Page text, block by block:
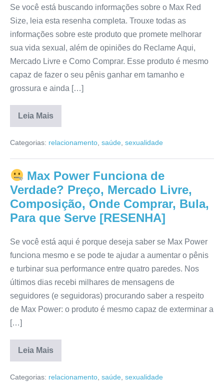
Livre,
[RESENHA]
Se você está buscando informações sobre o Max Red
Size, leia esta resenha completa. Trouxe todas as
informações sobre este produto que promete melhorar
sua vida sexual, além de opiniões do Reclame Aqui,
Mercado Livre e Como Comprar. Esse produto é mesmo
capaz de fazer o seu pênis ganhar em tamanho e
grossura e ainda […]
Leia Mais
Max
Size
Efeitos
Composição,
Onde
Comprar,
Reclame
Aqui,
Bula,
Para
Serve
[RESENHA]
Categorias: relacionamento saúde sexualidade
Max Power Funciona de
Verdade? Preço, Mercado Livre,
Composição, Onde Comprar, Bula,
Para que Serve [RESENHA]
Se você está aqui é porque deseja saber se Max Power
funciona mesmo e se pode te ajudar a aumentar o pênis
e turbinar sua performance entre quatro paredes. Nos
últimos dias recebi milhares de mensagens de
seguidores (e seguidoras) procurando saber a respeito
de Max Power: o produto é mesmo capaz de exterminar a
[…]
Leia Mais
Max
Funciona
Categorias: relacionamento saúde sexualidade